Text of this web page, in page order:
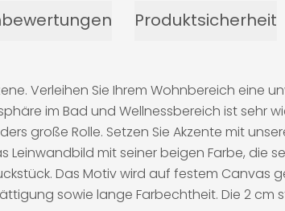
Produktsicherheit
Verleihen Sie Ihrem Wohnbereich eine
im Bad und Wellnessbereich ist sehr
große Rolle. Setzen Sie Akzente mit
mit seiner beigen Farbe, die
Das Motiv wird auf festem Canvas
sowie lange Farbechtheit. Die 2 cm